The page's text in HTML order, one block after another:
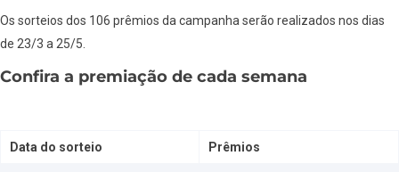
Os sorteios dos 106 prêmios da campanha serão realizados nos dias
de 23/3 a 25/5.
Confira a premiação de cada semana
Data do sorteio Prêmios